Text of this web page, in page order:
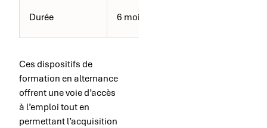
Durée 6 mois à 3 ans
Ces dispositifs de
formation en alternance
offrent une voie d’accès
à l’emploi tout en
permettant l’acquisition